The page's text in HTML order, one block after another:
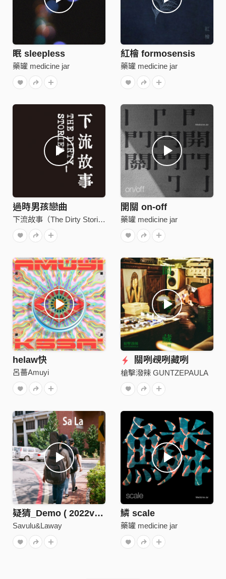
眠 sleepless
藥罐 medicine jar
紅檜 formosensis
藥罐 medicine jar
過時男孩戀曲
下流故事（The Dirty Stories）
開關 on-off
藥罐 medicine jar
helaw快
呂薔Amuyi
關咧覕咧藏咧
槍擊潑辣 GUNTZEPAULA
疑猜_Demo ( 2022ver. )
Savulu&Laway
鱗 scale
藥罐 medicine jar